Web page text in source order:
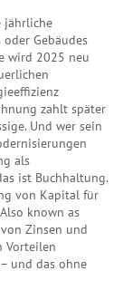
jährliche
Gebäudes
wird 2025 neu
zahlt später
Und wer sein
als
ist Buchhaltung.
von Kapital für
known as
Zinsen und
Vorteilen
und das ohne